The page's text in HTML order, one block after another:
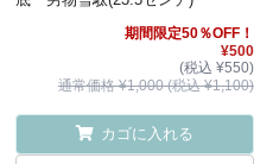
期間限定50％OFF！
¥500
(税込 ¥550)
通常価格 ¥1,000 (税込 ¥1,100)
カゴに入れる